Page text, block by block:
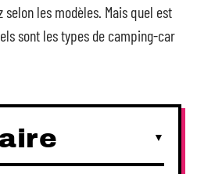
les modèles. Mais quel est
sont les types de camping-car